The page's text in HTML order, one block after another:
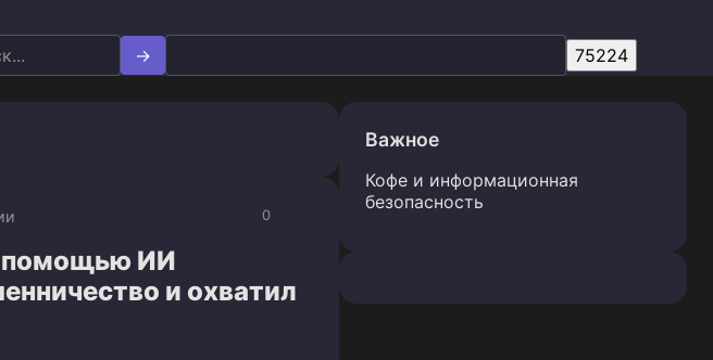
0
помощью ИИ
и охватил
Важное
Кофе и информационная
безопасность